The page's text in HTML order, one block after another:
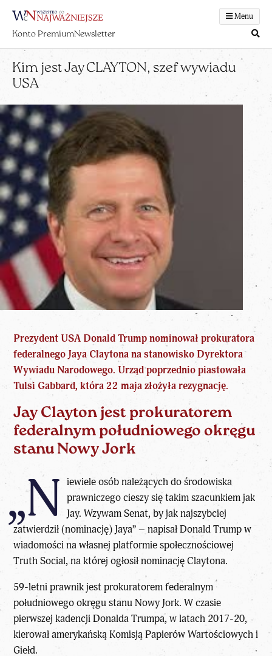
Menu
Konto PremiumNewsletter
Kim jest Jay CLAYTON, szef wywiadu
USA
Prezydent USA Donald Trumpnominował prokuratora
federalnego Jaya Claytona na stanowisko Dyrektora
Wywiadu Narodowego. Urząd poprzednio piastowała
Tulsi Gabbard, która 22 maja złożyła rezygnację.
Jay Clayton jest prokuratorem
federalnym południowego okręgu
stanu Nowy Jork
„N iewiele osób należących do środowiska
prawniczego cieszy się takim szacunkiem jak
Jay. Wzywam Senat, by jak najszybciej
zatwierdził (nominację) Jaya” – napisał Donald Trump w
wiadomości na własnej platformie społecznościowej
Truth Social, na której ogłosił nominację Claytona.
59-letni prawnik jest prokuratorem federalnym
południowego okręgu stanu Nowy Jork. W czasie
pierwszej kadencji Donalda Trumpa, w latach 2017-20,
kierował amerykańską Komisją Papierów Wartościowych i
Giełd.